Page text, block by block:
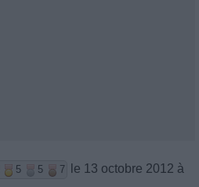
5 5 7
le 13 octobre 2012 à